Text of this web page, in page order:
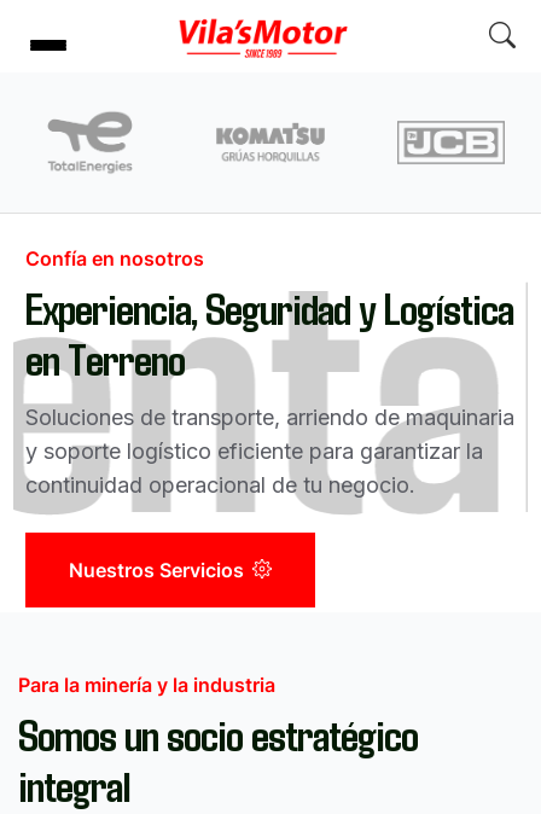
Confía en nosotros
Experiencia, Seguridad y Logística
en Terreno
Soluciones de transporte, arriendo de maquinaria
y soporte logístico eficiente para garantizar la
continuidad operacional de tu negocio.
Nuestros Servicios
Para la minería y la industria
Somos un socio estratégico
integral